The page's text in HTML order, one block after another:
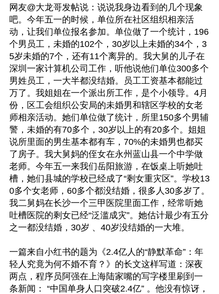
网友@大龙哥发帖说：说说我身边看到的几个现象
吧。今年五一的时候，单位所在社区组织相亲活
动，让我们单位报名参加。单位做了一个统计，196
个男员工，未婚的102个，30岁以上未婚的34个，3
5岁未婚的7个，还有11个离异的。我大舅的儿子在
深圳一家计算机公司工作，听他说他们单位300多个
男姓员工，一大半都没结婚。员工工资基本都能过
万了。我姐姐在一个派出所工作，是个小领导。4月
份，区工会组织公安局的未婚男和辖区学校的女老
师相亲活动。她们单位做了统计，所里150多个男辅
警，未婚的有70多个，30岁以上的有20多个。姐姐
说所里面的男生基本都有车，70%的未婚男也都买
了房子。我大舅妈的侄女在永州蓝山县一个中学做
老师。今年五一来我们岳阳旅游，在饭桌上听她吐
槽，她们县城的学校已经成了“剩女重灾区”。学校13
0多个女老师，60多个都没结婚，很多人30多岁了。
我二舅妈在长沙一个三甲医院里面工作，经常听她
吐槽医院的剩女已经“泛滥成灾”。她估计最少有五分
之一都没结婚，30岁 、40岁没结婚的一大堆。
一篇来自小红书的题为《2.4亿人的“静默革命”：年
轻人究竟为何不婚不育？》的长文这样写道：深夜
两点，程序员阿强在上海陆家嘴的写字楼里刷到一
条新闻： “中国单身人口突破2.4亿” 。他没有惊讶，